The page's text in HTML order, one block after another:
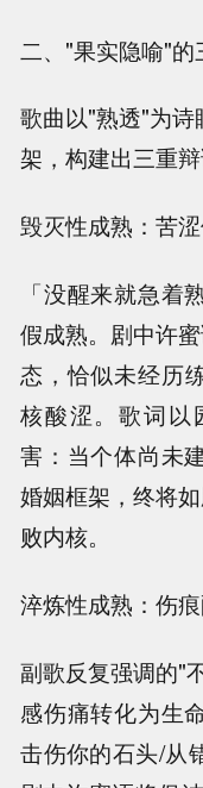
二、"果实隐喻"
歌曲以"熟透"为
架，构建出三重辩
毁灭性成熟：苦
「没醒来就急着
假成熟。剧中许
态，恰似未经历
核酸涩。歌词以
害：当个体尚未
婚姻框架，终将
败内核。
淬炼性成熟：伤
副歌反复强调的"
感伤痛转化为生
击伤你的石头/从